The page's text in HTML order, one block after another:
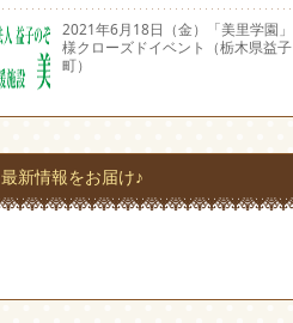
2021年6月18日（金）「美里学園」
様クローズドイベント（栃木県益子
町）
最新情報をお届け♪